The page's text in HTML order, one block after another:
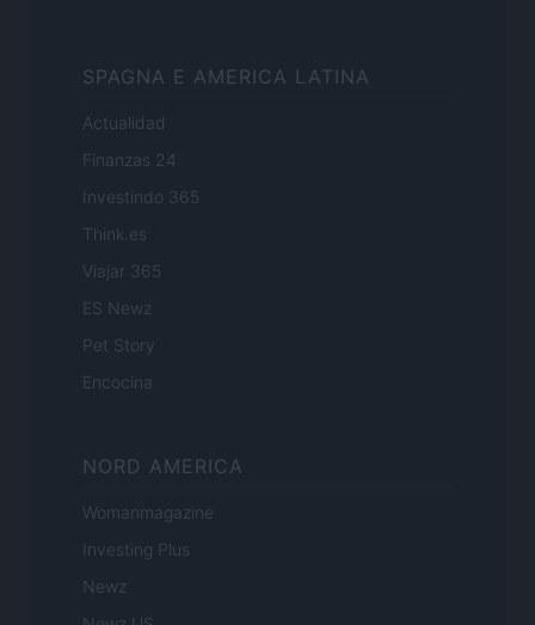
SPAGNA E AMERICA LATINA
Actualidad
Finanzas 24
Investindo 365
Think.es
Viajar 365
ES Newz
Pet Story
Encocina
NORD AMERICA
Womanmagazine
Investing Plus
Newz